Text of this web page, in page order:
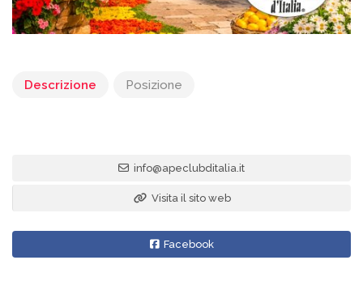
Descrizione Posizione
info@apeclubditalia.it
Visita il sito web
Facebook